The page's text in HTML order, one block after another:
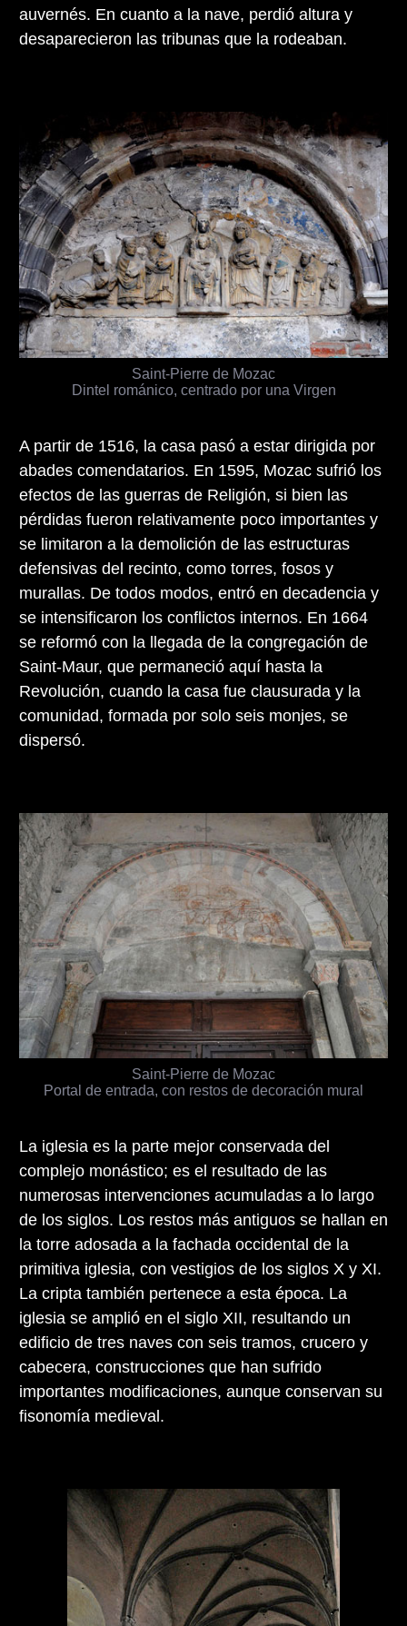
auvernés. En cuanto a la nave, perdió altura y
desaparecieron las tribunas que la rodeaban.
A partir de 1516, la casa pasó a estar dirigida por
abades comendatarios. En 1595, Mozac sufrió los
efectos de las guerras de Religión, si bien las
pérdidas fueron relativamente poco importantes y
se limitaron a la demolición de las estructuras
defensivas del recinto, como torres, fosos y
murallas. De todos modos, entró en decadencia y
se intensificaron los conflictos internos. En 1664
se reformó con la llegada de la congregación de
Saint-Maur, que permaneció aquí hasta la
Revolución, cuando la casa fue clausurada y la
comunidad, formada por solo seis monjes, se
dispersó.
Saint-Pierre de Mozac
Dintel románico, centrado por una Virgen
Saint-Pierre de Mozac
Portal de entrada, con restos de decoración mural
La iglesia es la parte mejor conservada del
complejo monástico; es el resultado de las
numerosas intervenciones acumuladas a lo largo
de los siglos. Los restos más antiguos se hallan en
la torre adosada a la fachada occidental de la
primitiva iglesia, con vestigios de los siglos X y XI.
La cripta también pertenece a esta época. La
iglesia se amplió en el siglo XII, resultando un
edificio de tres naves con seis tramos, crucero y
cabecera, construcciones que han sufrido
importantes modificaciones, aunque conservan su
fisonomía medieval.